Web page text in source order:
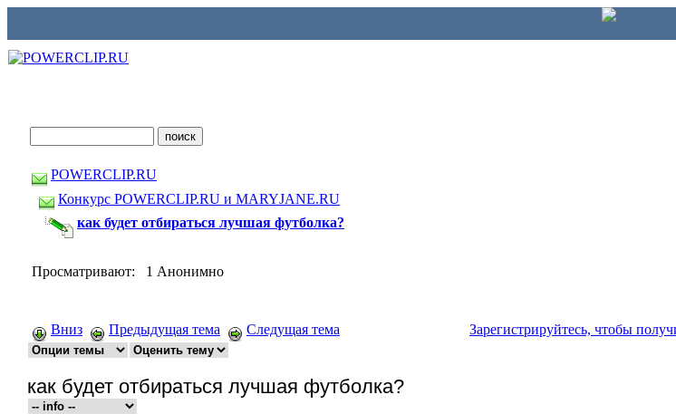
POWERCLIP.RU
Конкурс POWERCLIP.RU и MARYJANE.RU
как будет отбираться лучшая футболка?
Просматривают: 1 Анонимно
Вниз Предыдущая тема Следущая тема Зарегистрируйтесь, чтобы
как будет отбираться лучшая футболка?